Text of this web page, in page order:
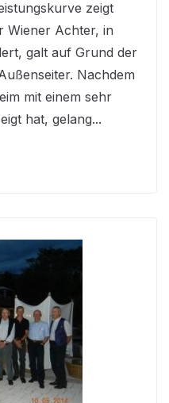
zeigt
Wiener Achter, in
galt auf Grund der
Nachdem
mit einem sehr
hat, gelang...